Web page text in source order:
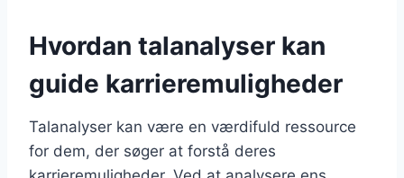
Hvordan talanalyser kan
guide karrieremuligheder
Talanalyser kan være en værdifuld ressource
for dem, der søger at forstå deres